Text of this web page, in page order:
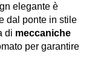
elegante è
dal ponte in stile
di meccaniche
per garantire